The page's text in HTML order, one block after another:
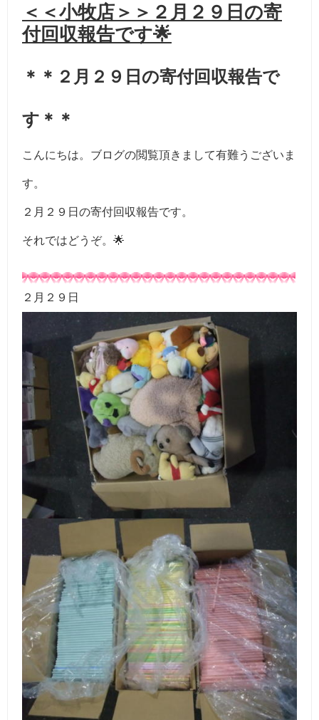
＜＜小牧店＞＞２月２９日の寄
付回収報告です🌟
＊＊２月２９日の寄付回収報告で
す＊＊
こんにちは。ブログの閲覧頂きまして有難うございま
す。
２月２９日の寄付回収報告です。
それではどうぞ。🌟
２月２９日